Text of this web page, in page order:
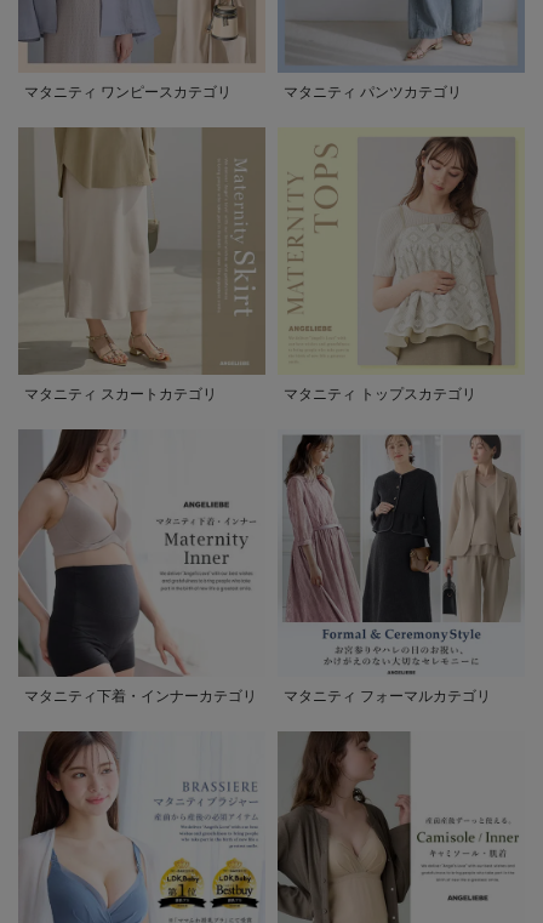
マタニティ ワンピースカテゴリ マタニティ パンツカテゴリ
マタニティ スカートカテゴリ マタニティ トップスカテゴリ
マタニティ下着・インナーカテゴリ マタニティ フォーマルカテゴリ